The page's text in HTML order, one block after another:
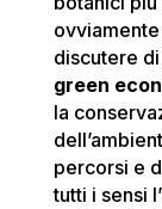
discutere di
green
la
percorsi e
tutti i sensi